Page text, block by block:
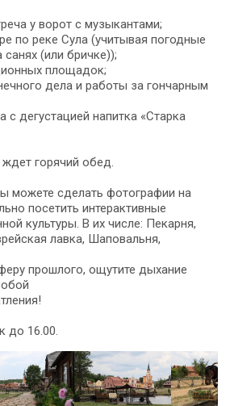
у ворот с музыкантами;
по реке Сула (учитывая погодные
(или бричке));
площадок;
дела и работы за гончарным
дегустацией напитка «Старка
горячий обед.
можете сделать фотографии на
посетить интерактивные
культуры. В их числе: Пекарня,
лавка, Шаповальня,
прошлого, ощутите дыхание
до 16.00.